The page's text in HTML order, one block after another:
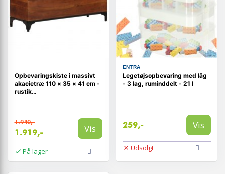
Opbevaringskiste i massivt
akacietræ 110 × 35 × 41 cm -
rustik
1.940,-
1.919,- Vis
På lager
ENTRA
Legetøjsopbevaring med låg
- 3 lag, ruminddelt - 21 l
259,- Vis
Udsolgt